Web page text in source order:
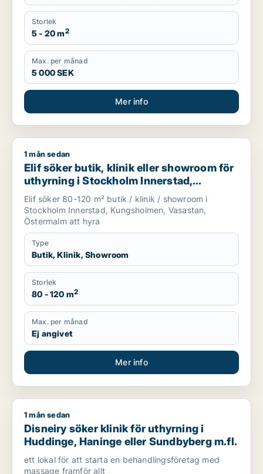
Storlek
5 - 20 m2
Max. per månad
5 000 SEK
Mer info
Elif söker butik, klinik eller showroom för uthyrning i
1 mån sedan
Elif söker butik, klinik eller showroom för
uthyrning i Stockholm Innerstad,
Kungsholmen eller Vasastan m.fl.
Elif söker 80-120 m² butik / klinik / showroom i
Stockholm Innerstad, Kungsholmen, Vasastan,
Östermalm att hyra
Type
Butik, Klinik, Showroom
Storlek
80 - 120 m2
Max. per månad
Ej angivet
Mer info
Disneiry söker klinik för uthyrning i Huddinge, Haninge eller
1 mån sedan
Disneiry söker klinik för uthyrning i
Huddinge, Haninge eller Sundbyberg m.fl.
ett lokal för att starta en behandlingsföretag med
massage framför allt